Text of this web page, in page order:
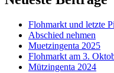
Flohmarkt und letzte
Abschied nehmen
Muetzingenta 2025
Flohmarkt am 3.
Mützingenta 2024